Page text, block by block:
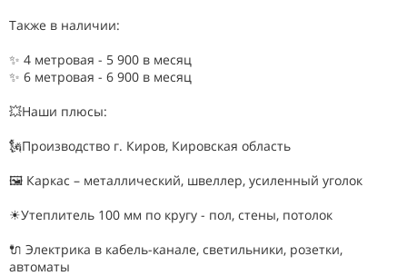
Также в наличии:
✨ 4 метровая - 5 900 в месяц
✨ 6 метровая - 6 900 в месяц
💥Наши плюсы:
🗽Производство г. Киров, Кировская область
🖼 Каркас – металлический, швеллер, усиленный уголок
☀Утеплитель 100 мм по кругу - пол, стены, потолок
🔌 Электрика в кабель-канале, светильники, розетки,
автоматы